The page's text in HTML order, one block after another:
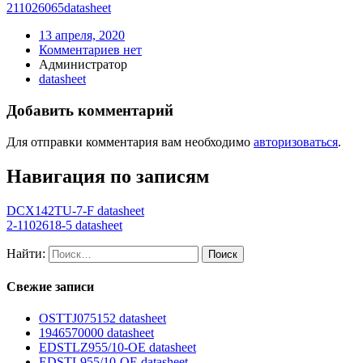
211026065datasheet
13 апреля, 2020
Комментариев нет
Администратор
datasheet
Добавить комментарий
Для отправки комментария вам необходимо авторизоваться.
Навигация по записям
DCX142TU-7-F datasheet
2-1102618-5 datasheet
Найти:
Свежие записи
OSTTJ075152 datasheet
1946570000 datasheet
EDSTLZ955/10-OE datasheet